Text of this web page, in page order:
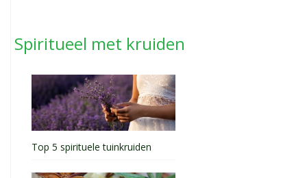
Spiritueel met kruiden
Top 5 spirituele tuinkruiden